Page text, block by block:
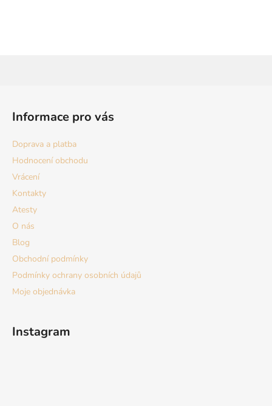
Informace pro vás
Doprava a platba
Hodnocení obchodu
Vrácení
Kontakty
Atesty
O nás
Blog
Obchodní podmínky
Podmínky ochrany osobních údajů
Moje objednávka
Instagram